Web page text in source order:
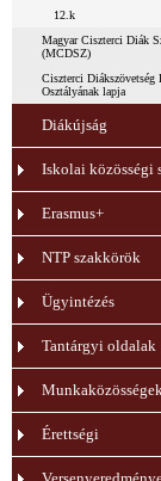
12.k
Magyar Ciszterci Diák
(MCDSZ)
Ciszterci Diákszövetség
Osztályának lapja
Diákújság
Iskolai közösségi
Erasmus+
NTP szakkörök
Ügyintézés
Tantárgyi oldalak
Érettségi